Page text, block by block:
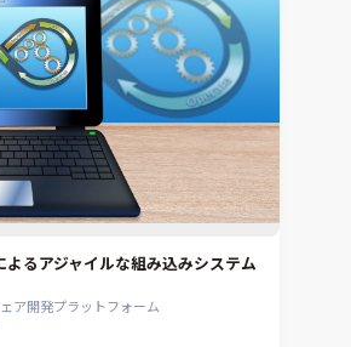
よるアジャイルな組み込みシステム
ア開発プラットフォーム